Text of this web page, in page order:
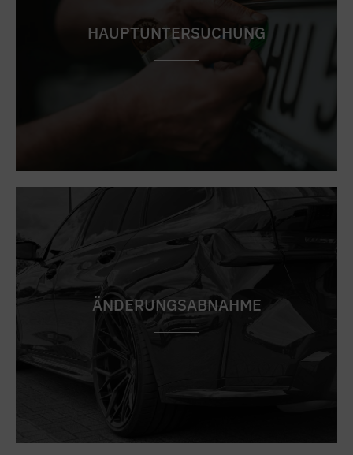
HAUPTUNTERSUCHUNG
ÄNDERUNGSABNAHME